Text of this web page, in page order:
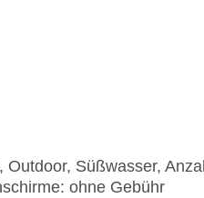
Outdoor, Süßwasser,
ohne Gebühr